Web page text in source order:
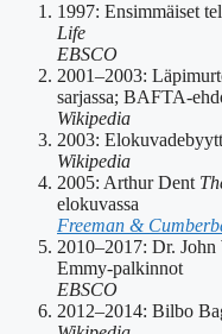
1997: Ensimmäiset
Life
EBSCO
2001–2003:
sarjassa; BAFTA-
Wikipedia
2003:
Wikipedia
2005: Arthur Dent
elokuvassa
Freeman &
2010–2017: Dr. John
Emmy-palkinnot
EBSCO
2012–2014: Bilbo